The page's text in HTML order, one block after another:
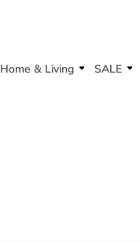
Home & Living SALE